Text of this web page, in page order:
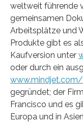
weltweit führende
gemeinsamen
Arbeitsplätze und
Produkte gibt es
Kaufversion unter
oder durch ein
gegründet; der
Francisco und es
Europa und in